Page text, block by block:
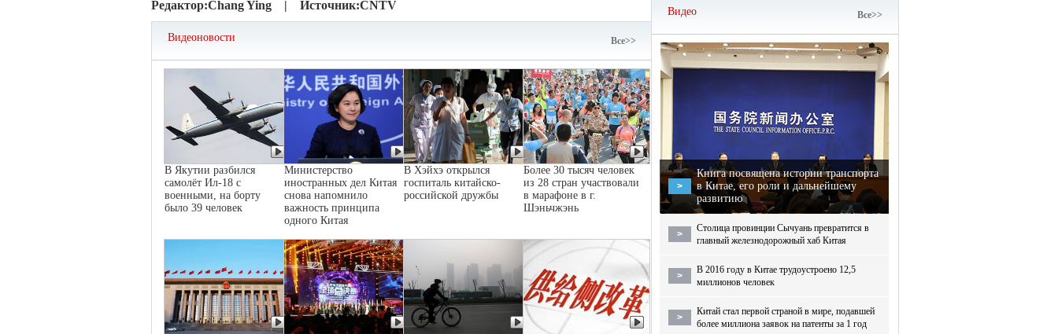
Редактор:Chang Ying | Источник:CNTV
Видеоновости Bce>>
В Якутии разбился
самолёт Ил-18 с
военными, на борту
было 39 человек
Министерство
иностранных дел Китая
снова напомнило
важность принципа
одного Китая
В Хэйхэ открылся
госпиталь китайско-
российской дружбы
Более 30 тысяч человек
из 28 стран участвовали
в марафоне в г.
Шэньчжэнь
Видео Bce>>
>
Книга посвящена истории транспорта
в Китае, его роли и дальнейшему
развитию
>
Столица провинции Сычуань превратится в
главный железнодорожный хаб Китая
>
В 2016 году в Китае трудоустроено 12,5
миллионов человек
>
Китай стал первой страной в мире, подавшей
более миллиона заявок на патенты за 1 год